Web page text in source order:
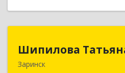
Шипилова
Заринск
Шипилова